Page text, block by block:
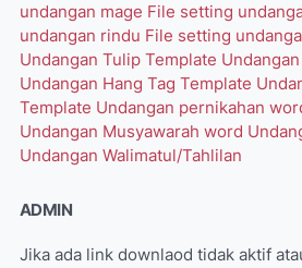
undangan mage File setting
undangan rindu File setting
Undangan Tulip Template Undangan
Undangan Hang Tag Template
Template Undangan pernikahan
Undangan Musyawarah word
Undangan Walimatul/Tahlilan
ADMIN
Jika ada link downlaod tidak aktif